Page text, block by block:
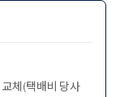
체(택배비 당사